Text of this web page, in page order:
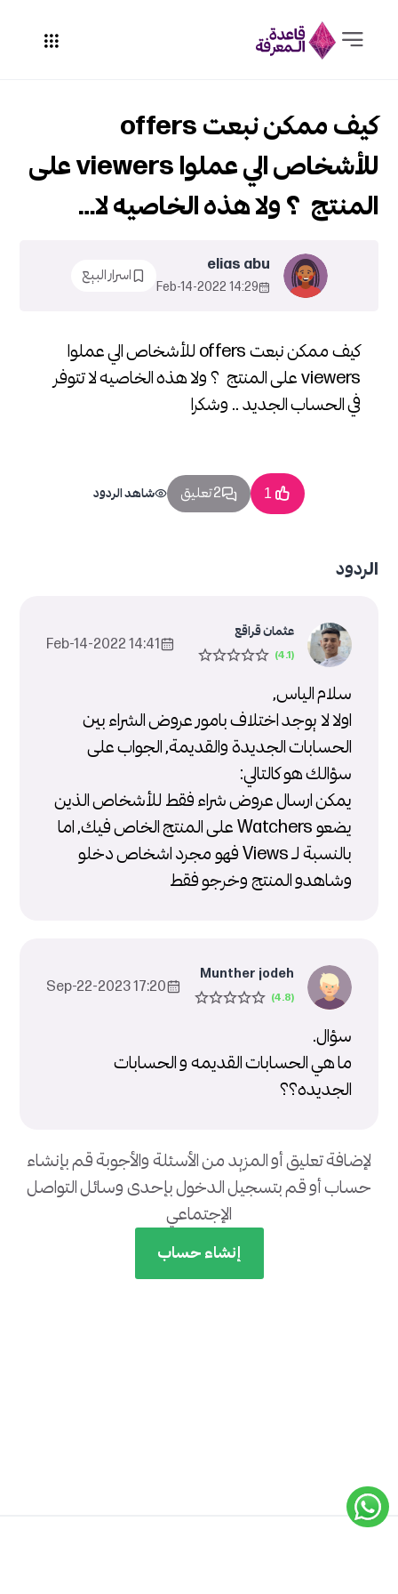
كيف ممكن نبعت offers للأشخاص الي عملوا
viewers على المنتج ؟ ولا هذه الخاصيه لا تتوفر
في الحساب الجديد .. وشكرا
كيف ممكن نبعت offers
للأشخاص الي عملوا viewers على
المنتج ؟ ولا هذه الخاصيه لا…
elias abu
14:29 2022-Feb-14
اسرار البيع
1 2 تعليق شاهد الردود
الردود
عثمان قراقع
14:41 2022-Feb-14
سلام الياس,
اولا لا يوجد اختلاف بامور عروض الشراء بين
الحسابات الجديدة والقديمة, الجواب على
سؤالك هو كالتالي:
يمكن ارسال عروض شراء فقط للأشخاص الذين
يضعو Watchers على المنتج الخاص فيك, اما
بالنسبة لـــ Views فهو مجرد اشخاص دخلو
وشاهدو المنتج وخرجو فقط
Munther jodeh
17:20 2023-Sep-22
سؤال.
ما هي الحسابات القديمه و الحسابات
الجديده؟؟
لإضافة تعليق أو المزيد من الأسئلة والأجوبة قم بإنشاء
حساب أو قم بتسجيل الدخول بإحدى وسائل التواصل
الإجتماعي
إنشاء حساب